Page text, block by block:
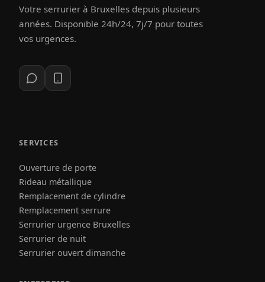
Votre serrurier à Bruxelles depuis plusieurs
années. Disponible 24h/24, 7j/7 pour toutes
vos urgences.
SERVICES
Ouverture de porte
Rideau métallique
Remplacement de cylindre
Remplacement serrure
Serrurier urgence Bruxelles
Serrurier de nuit
Serrurier ouvert dimanche